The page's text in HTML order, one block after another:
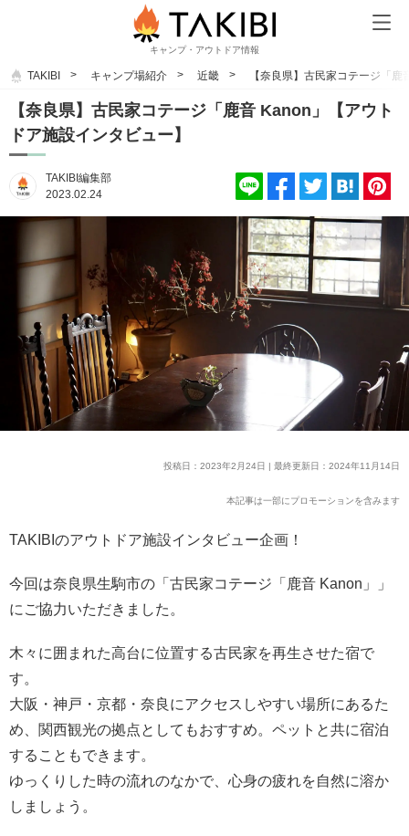
キャンプ・アウトドア情報
TAKIBI キャンプ場紹介 近畿 【奈良県】古民家コテージ「
【奈良県】古民家コテージ「鹿音 Kanon」【アウト
ドア施設インタビュー】
TAKIBI編集部
2023.02.24
投稿日：2023年2月24日 | 最終更新日：2024年11月14日
本記事は一部にプロモーションを含みます
TAKIBIのアウトドア施設インタビュー企画！
今回は奈良県生駒市の「古民家コテージ「鹿音 Kanon」」
にご協力いただきました。
木々に囲まれた高台に位置する古民家を再生させた宿で
す。
大阪・神戸・京都・奈良にアクセスしやすい場所にあるた
め、関西観光の拠点としてもおすすめ。ペットと共に宿泊
することもできます。
ゆっくりした時の流れのなかで、心身の疲れを自然に溶か
しましょう。